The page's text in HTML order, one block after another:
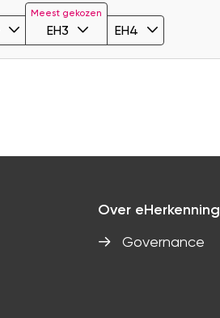
Meest gekozen
EH3 EH4
Over eHerkenning
Governance